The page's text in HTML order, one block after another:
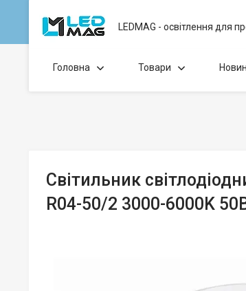
LEDMAG - освітлення для
Головна Товари
Світильник
R04-50/2 3000-6000K